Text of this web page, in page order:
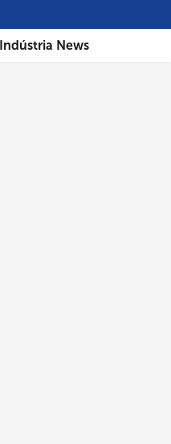
Indústria News